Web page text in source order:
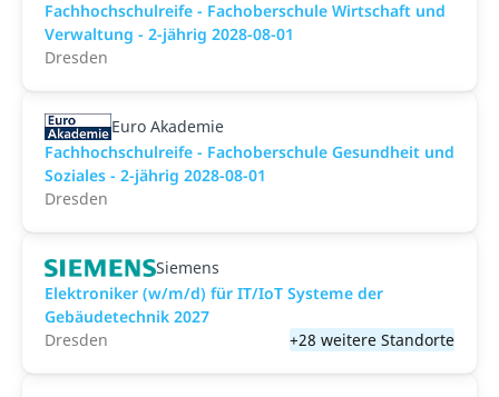
Fachhochschulreife - Fachoberschule Wirtschaft und
Verwaltung - 2-jährig 2028-08-01
Dresden
Euro Akademie
Fachhochschulreife - Fachoberschule Gesundheit und
Soziales - 2-jährig 2028-08-01
Dresden
Siemens
Elektroniker (w/m/d) für IT/IoT Systeme der
Gebäudetechnik 2027
Dresden
+28 weitere Standorte